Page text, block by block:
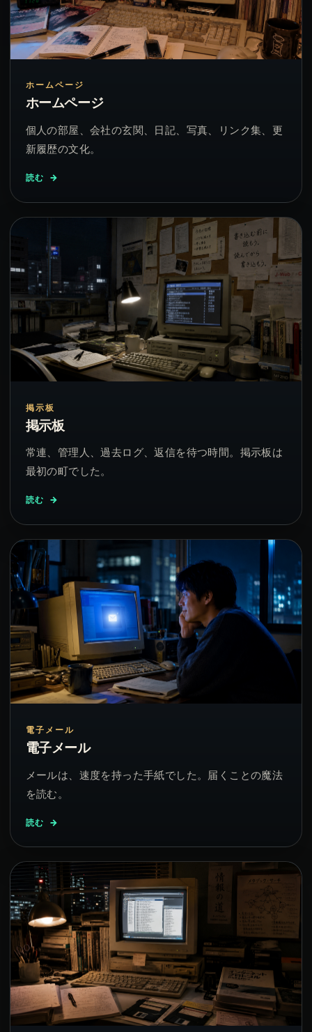
ホームページ
ホームページ
個人の部屋、会社の玄関、日記、写真、リンク集、更
新履歴の文化。
読む
掲示板
掲示板
常連、管理人、過去ログ、返信を待つ時間。掲示板は
最初の町でした。
読む
電子メール
電子メール
メールは、速度を持った手紙でした。届くことの魔法
を読む。
読む